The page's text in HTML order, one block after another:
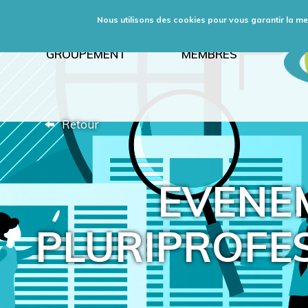
Nous utilisons des cookies pour vous garantir la
GROUPEMENT MEMBRES
Retour